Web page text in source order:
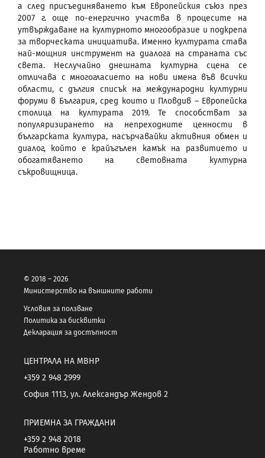
а след присъединяването към Европейския съюз през
2007 г. още по-енергично участва в процесите на
утвърждаване на културното многообразие и подкрепа
за творческата инициатива. Именно културата става
най-мощния инструмент на диалога на страната със
света. Неслучайно днешната културна сцена се
отличава с многогласието на нови имена във всички
области, с дългия списък на международни културни
форуми в България, сред които и Пловдив – Европейска
столица на културата 2019. Те способстват за
популяризирането на непреходните ценности в
българската култура, насърчавайки активния обмен и
диалог, който е крайъгълен камък на развитието и
обогатяването на световната културна
съкровищница.
© 2018 – 2026
Министерство на външните работи
Условия за ползване
Политика за бисквитки
Декларация за достъпност
ЦЕНТРАЛА НА МВНР
+359 2 948 2999
София 1113, ул. Александър Жендов 2
ПРИЕМНА ЗА ГРАЖДАНИ
+359 2 948 2018
Работно време